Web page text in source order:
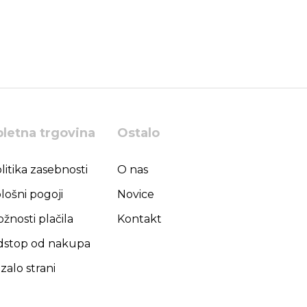
trgovina
zasebnosti
pogoji
plačila
od nakupa
strani
Ostalo
O nas
Novice
Kontakt